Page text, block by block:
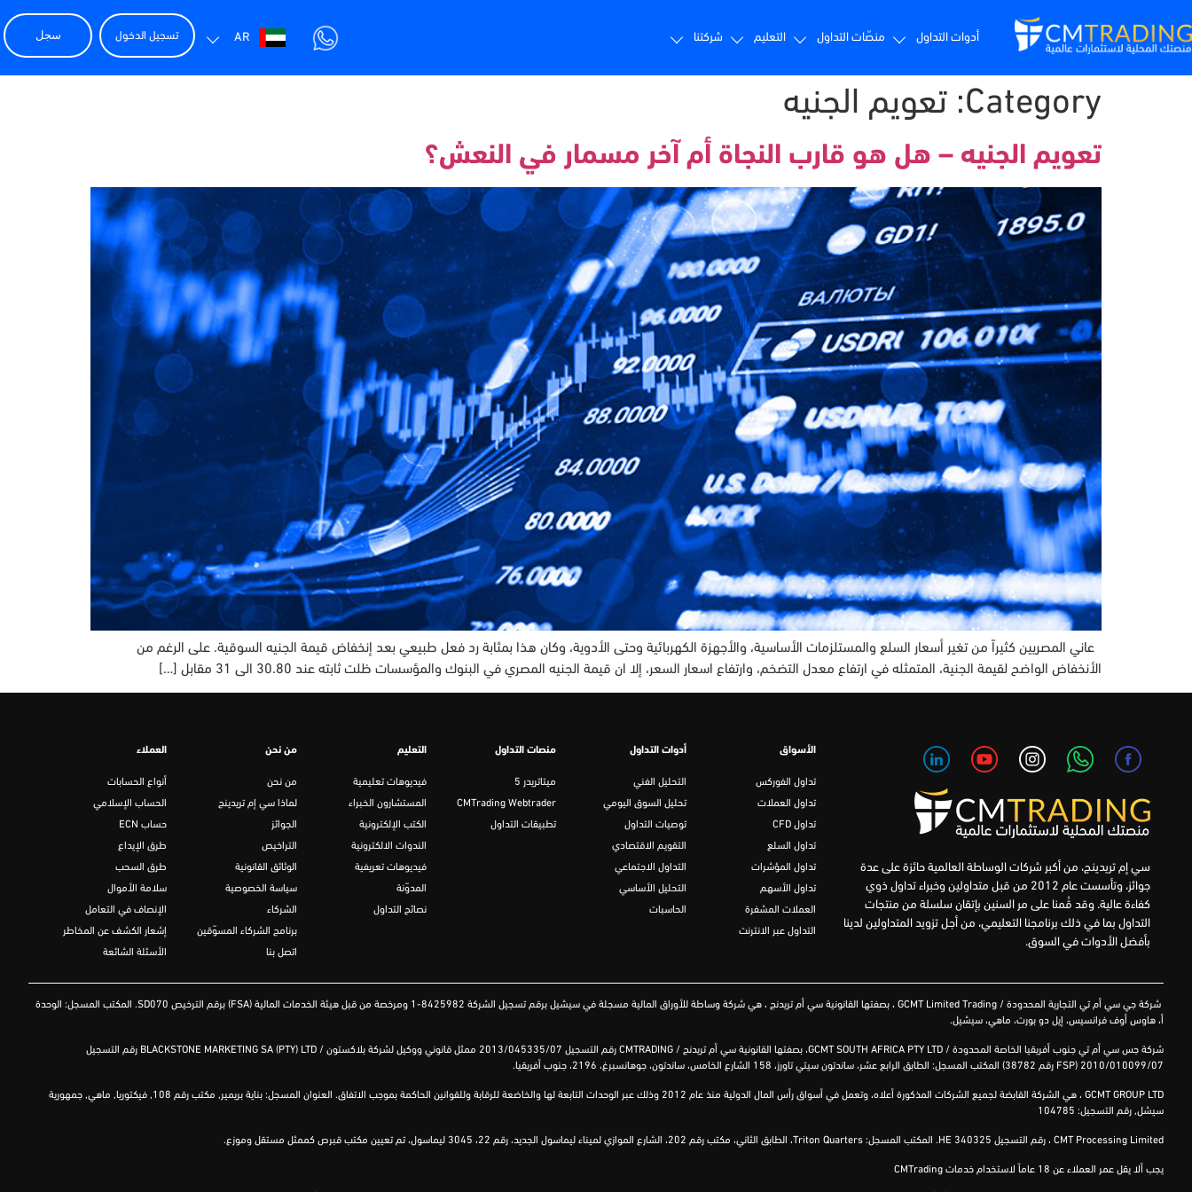
أدوات التداول منصّات التداول التعليم شركتنا AR تسجيل الدخول سجل
Category: تعويم الجنيه
تعويم الجنيه – هل هو قارب النجاة أم آخر مسمار في النعش؟
عاني المصريين كثيراً من تغير أسعار السلع والمستلزمات الأساسية، والأجهزة الكهربائية وحتى الأدوية، وكان هذا بمثابة رد فعل طبيعي بعد إنخفاض قيمة الجنيه السوقية. على الرغم من
الأنخفاض الواضح لقيمة الجنية، المتمثله في ارتفاع معدل التضخم، وارتفاع اسعار السعر، إلا ان قيمة الجنيه المصري في البنوك والمؤسسات ظلت ثابته عند 30.80 الى 31 مقابل […]
سي إم تريدينج، من أكبر شركات الوساطة العالمية حائزة على عدة
جوائز، وتأسست عام 2012 من قبل متداولين وخبراء تداول ذوي
كفاءة عالية. وقد قُمنا على مر السنين بإتقان سلسلة من منتجات
التداول بما في ذلك برنامجنا التعليمي، من أجل تزويد المتداولين لدينا
بأفضل الأدوات في السوق.
الأسواق
تداول الفوركس
تداول العملات
تداول CFD
تداول السلع
تداول المؤشرات
تداول الأسهم
العملات المشفرة
التداول عبر الانترنت
أدوات التداول
التحليل الفني
تحليل السوق اليومي
توصيات التداول
التقويم الاقتصادي
التداول الاجتماعي
التحليل الأساسي
الحاسبات
منصات التداول
ميتاتريدر 5
CMTrading Webtrader
تطبيقات التداول
التعليم
فيديوهات تعليمية
المستشارون الخبراء
الكتب الإلكترونية
الندوات الالكترونية
فيديوهات تعريفية
المدوّنة
نصائح التداول
من نحن
من نحن
لماذا سي إم تريدينج
الجوائز
التراخيص
الوثائق القانونية
سياسة الخصوصية
الشركاء
برنامج الشركاء المسوّقين
اتصل بنا
العملاء
أنواع الحسابات
الحساب الإسلامي
حساب ECN
طرق الإيداع
طرق السحب
سلامة الأموال
الإنصاف في التعامل
إشعار الكشف عن المخاطر
الأسئلة الشائعة
شركة جي سي أم تي التجارية المحدودة / GCMT Limited Trading ، بصفتها القانونية سي أم تريدنج ، هي شركة وساطة للأوراق المالية مسجلة في سيشيل برقم تسجيل الشركة 8425982-1 ومرخصة من قبل هيئة الخدمات المالية ( FSA) برقم الترخيص SD070. المكتب المسجل: الوحدة
أ، هاوس أوف فرانسيس، إيل دو بورت، ماهي، سيشيل.
شركة جس سي أم تي جنوب أفريقيا الخاصة المحدودة / GCMT SOUTH AFRICA PTY LT D ، بصفتها القانونية سي أمتريدنج /
CMTRADING رقم التسجيل 2013/045335/07 ممثل قانوني ووكيل لشركة بلاكستون /
BLACKSTONE MARKETING SA (PTY) LTD رقم التسجيل
2010/010099/07 (
FSP رقم 38782) المكتب المسجل: الطابق الرابع عشر، ساندتون سيتيتاورز، 158 الشارع الخامس، ساندتون، جوهانسبرغ، 2196، جنوب أفريقيا.
GCMT GROUP LTD ، هي الشركة القابضة لجميع الشركات المذكورة أعلاه، وتعمل في أسواق رأس المال الدولية منذ عام 2012 وذلك عبر الوحدات التابعة لها والخاضعة للرقابة وللقوانين الحاكمة بموجب الاتفاق. العنوان المسجل: بناية بريمير, مكتب رقم 108, فيكتوريا, ماهي, جمهورية
سيشل, رقم التسجيل: 104785
CMT Processing Limited ، رقم التسجيل HE 340325. المكتب المسجل: Triton Quarters، الطابق الثاني، مكتب رقم 202، الشارع الموازي لميناء ليماسول الجديد، رقم 22، 3045 ليماسول، تم تعيين مكتب قبرص كممثل مستقل وموزع.
يجب ألا يقل عمر العملاء عن 18 عاماً لاستخدام خدمات CMTrading